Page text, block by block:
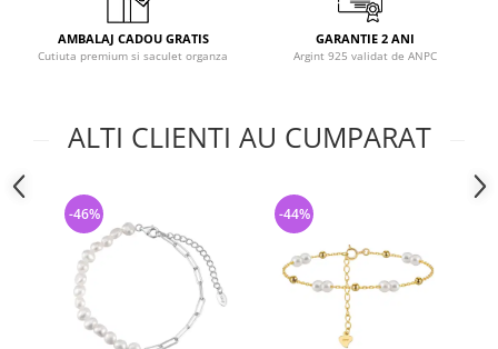
AMBALAJ CADOU GRATIS
Cutiuta premium si saculet organza
GARANTIE 2 ANI
Argint 925 validat de ANPC
ALTI CLIENTI AU CUMPARAT
-46% -44%